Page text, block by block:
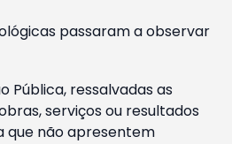
passaram a observar
Pública, ressalvadas as
serviços ou resultados
que não apresentem